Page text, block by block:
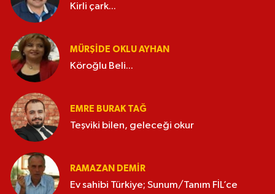
Kirli çark...
MÜRŞIDE OKLU AYHAN
Köroğlu Beli...
EMRE BURAK TAĞ
Teşviki bilen, geleceği okur
RAMAZAN DEMİR
Ev sahibi Türkiye; Sunum/Tanım FİL’ce